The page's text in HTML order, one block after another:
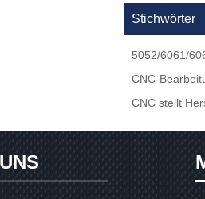
Stichwörter
5052/6061/
CNC-
CNC stellt